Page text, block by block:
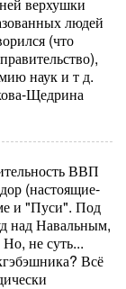
людей
(что
наук и т д.
Щедрина
ВВП
(настоящие-
и "Пуси". Под
над Навальным,
не суть...
Всё